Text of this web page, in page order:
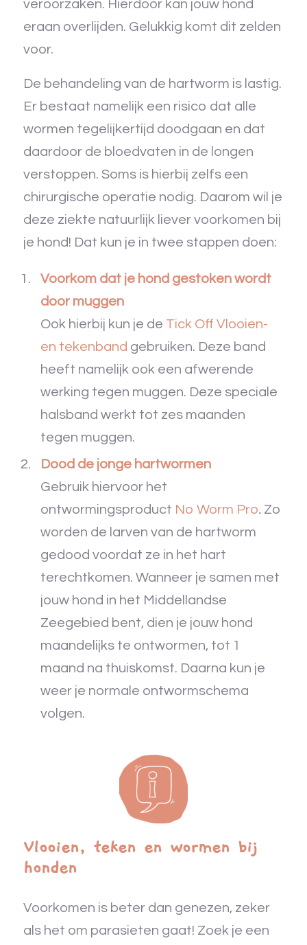
veroorzaken. Hierdoor kan jouw hond
eraan overlijden. Gelukkig komt dit zelden
voor.
De behandeling van de hartworm is lastig.
Er bestaat namelijk een risico dat alle
wormen tegelijkertijd doodgaan en dat
daardoor de bloedvaten in de longen
verstoppen. Soms is hierbij zelfs een
chirurgische operatie nodig. Daarom wil je
deze ziekte natuurlijk liever voorkomen bij
je hond! Dat kun je in twee stappen doen:
Voorkom dat je hond gestoken wordt
door muggen
Ook hierbij kun je de Tick Off Vlooien-
en tekenband gebruiken. Deze band
heeft namelijk ook een afwerende
werking tegen muggen. Deze speciale
halsband werkt tot zes maanden
tegen muggen.
Dood de jonge hartwormen
Gebruik hiervoor het
ontwormingsproduct No Worm Pro. Zo
worden de larven van de hartworm
gedood voordat ze in het hart
terechtkomen. Wanneer je samen met
jouw hond in het Middellandse
Zeegebied bent, dien je jouw hond
maandelijks te ontwormen, tot 1
maand na thuiskomst. Daarna kun je
weer je normale ontwormschema
volgen.
Vlooien, teken en wormen bij
honden
Voorkomen is beter dan genezen, zeker
als het om parasieten gaat! Zoek je een